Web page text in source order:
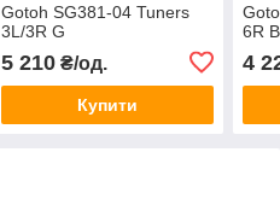
Gotoh SG381-04 Tuners
3L/3R G
5 210₴/од.
Купити
6R B
4